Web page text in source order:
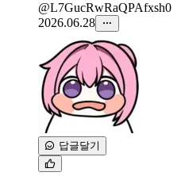
@L7GucRwRaQPAfxsh0
2026.06.28
답글달기